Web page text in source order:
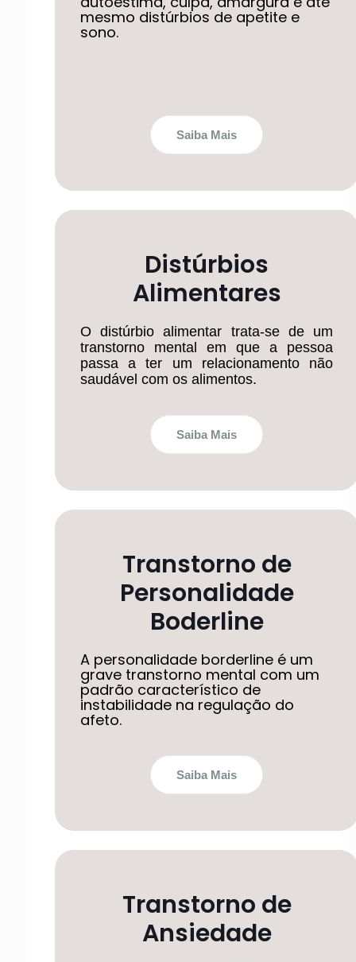
mesmo distúrbios de apetite e
sono.
Saiba Mais
Distúrbios
Alimentares
O distúrbio alimentar trata-se de um
transtorno mental em que a pessoa
passa a ter um relacionamento não
saudável com os alimentos.
Saiba Mais
Transtorno de
Personalidade
Boderline
A personalidade borderline é um
grave transtorno mental com um
padrão característico de
instabilidade na regulação do
afeto.
Saiba Mais
Transtorno de
Ansiedade